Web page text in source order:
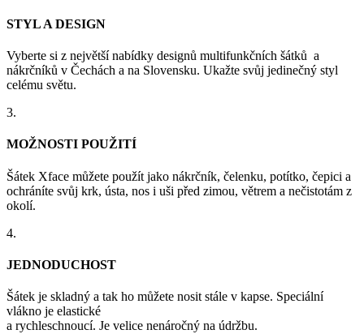
STYL A DESIGN
Vyberte si z největší nabídky designů multifunkčních šátků a
nákrčníků v Čechách a na Slovensku. Ukažte svůj jedinečný styl
celému světu.
3.
MOŽNOSTI POUŽITÍ
Šátek Xface můžete použít jako nákrčník, čelenku, potítko, čepici a
ochráníte svůj krk, ústa, nos i uši před zimou, větrem a nečistotám z
okolí.
4.
JEDNODUCHOST
Šátek je skladný a tak ho můžete nosit stále v kapse. Speciální
vlákno je elastické
a rychleschnoucí. Je velice nenáročný na údržbu.